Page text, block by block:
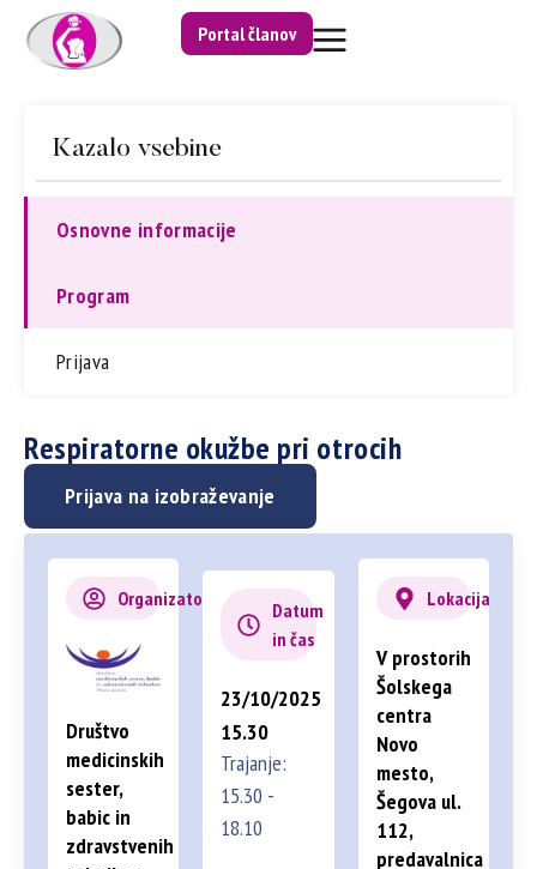
Portal članov
Kazalo vsebine
Osnovne informacije
Program
Prijava
Respiratorne okužbe pri otrocih
Prijava na izobraževanje
Organizator
Društvo
medicinskih
sester,
babic in
zdravstvenih
Datum
in čas
23/10/2025
15.30
Trajanje:
15.30 -
18.10
Lokacija
V prostorih
Šolskega
centra
Novo
mesto,
Šegova ul.
112,
predavalnica